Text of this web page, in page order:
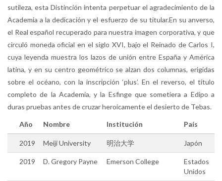
sutileza, esta Distinción intenta perpetuar el agradecimiento de la
Academia a la dedicación y el esfuerzo de su titular.En su anverso,
el Real español recuperado para nuestra imagen corporativa, y que
circuló moneda oficial en el siglo XVI, bajo el Reinado de Carlos I,
cuya leyenda muestra los lazos de unión entre España y América
latina, y en su centro geométrico se alzan dos columnas, erigidas
sobre el océano, con la inscripción ‘plus’. En el reverso, el título
completo de la Academia, y la Esfinge que sometiera a Edipo a
duras pruebas antes de cruzar heroicamente el desierto de Tebas.
Año Nombre Institución País
2019 Meiji University 明治大学 Japón
2019 D. Gregory Payne Emerson College
Estados
Unidos